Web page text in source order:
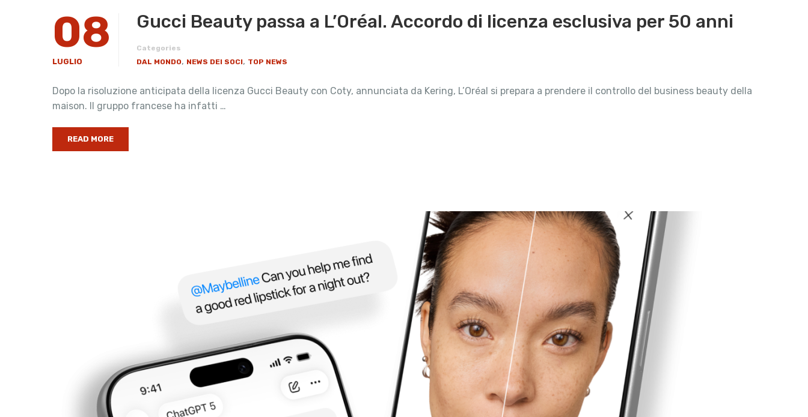
08
LUGLIO
Gucci Beauty passa a L’Oréal. Accordo di licenza esclusiva per 50 anni
Categories
DAL MONDO, NEWS DEI SOCI, TOP NEWS
Dopo la risoluzione anticipata della licenza Gucci Beauty con Coty, annunciata da Kering, L’Oréal si prepara a prendere il controllo del business beauty della
maison. Il gruppo francese ha infatti …
READ MORE